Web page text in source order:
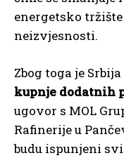
energetsko
neizvjesnosti.
Zbog toga je
kupnje dodatnih
ugovor s MOL
Rafinerije u
budu ispunjeni